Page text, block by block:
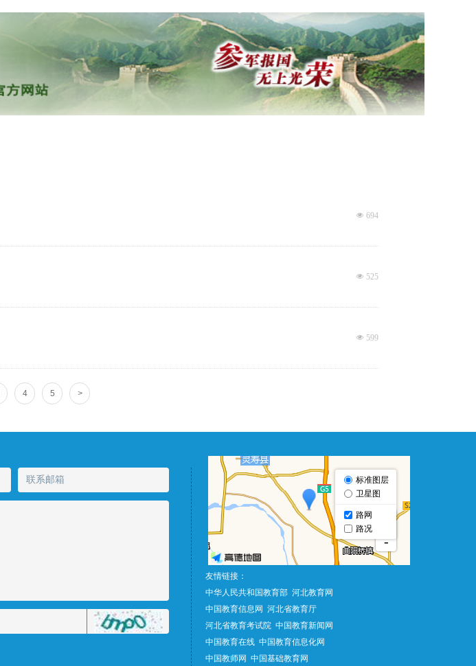
넶 694
넶 525
넶 599
4 5 >
友情链接：
中华人民共和国教育部 河北教育网
中国教育信息网 河北省教育厅
河北省教育考试院 中国教育新闻网
中国教育在线 中国教育信息化网
中国教师网 中国基础教育网